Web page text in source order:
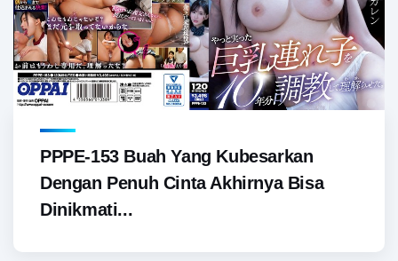
PPPE-153 Buah Yang Kubesarkan
Dengan Penuh Cinta Akhirnya Bisa
Dinikmati...